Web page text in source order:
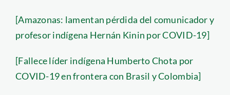
[Amazonas: lamentan pérdida del comunicador y
profesor indígena Hernán Kinin por COVID-19]
[Fallece líder indígena Humberto Chota por
COVID-19 en frontera con Brasil y Colombia]